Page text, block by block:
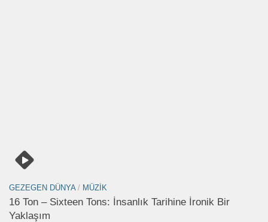
GEZEGEN DÜNYA / MÜZIK
16 Ton – Sixteen Tons: İnsanlık Tarihine İronik Bir
Yaklaşım